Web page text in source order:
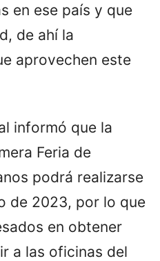
en ese país y que
de ahí la
aprovechen este
informó que la
Feria de
podrá realizarse
de 2023, por lo que
en obtener
a las oficinas del